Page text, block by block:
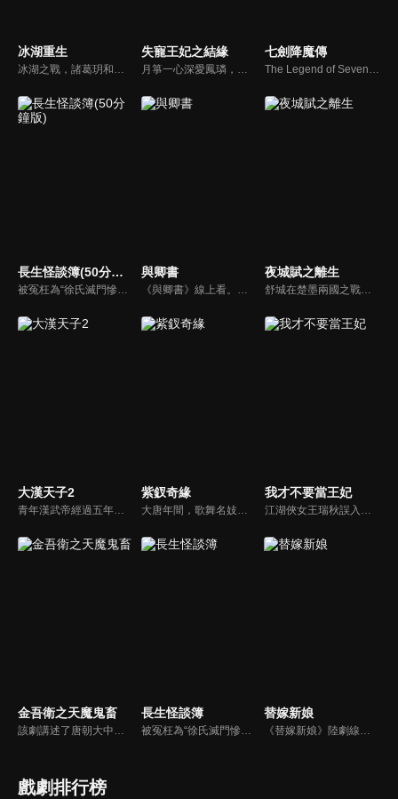
冰湖重生 失寵王妃之結緣 七劍降魔傳
長生怪談簿(50分鐘版)
被冤枉為“徐氏滅門慘案”兇手的主人公在多年後深陷倖存者的複仇圈套，成功說服其共同對抗真兇，並找出真相的故事。整個故事發生在一個荒山客棧，眾人鬥智斗勇，一步步揭開每個人的秘密，還原案件本來面目。
與卿書
《與卿書》線上看。姚州都督左經綸在上任途中誤入與世隔絕的村落—桃花塢，這裡有一個奇特的習俗，女子只有談過戀愛才算成年，左經綸突然出現在柳卿卿的「阿羅風」上任儀式，被族人認定為天意，強行留下左經綸在桃花塢……
夜城賦之離生
舒城在楚墨兩國之戰中落敗，並成為了墨國五皇女莫茴的魂器。失去自我意識的舒城跟隨姐姐莫茹回到墨國，面對失而復得的妹妹，莫茹欣喜又憂慮。為了保護親人和國家她棄醫從戎，甚至為了保護莫茴不惜被砍掉一條手臂，然而這一切都阻擋不了局勢的動盪不安...
大漢天子2
青年漢武帝經過五年執政，平息後宮勢力、抗拒外患入侵、粉碎政變陰謀，坐穩了皇帝寶座，正是開展雄才大略之時。能臣汲黯受到賞識，並引薦另一位奇才主父偃，漢武帝視其張固再世，委以重任。國力強盛使漢武帝屢屢北伐外族，只是規模巨大的戰爭使漢室逐漸捉襟見肘，諸侯勢力蠢蠢欲動。
紫釵奇緣
大唐年間，歌舞名妓霍小玉、風流俠客納蘭東、書香才子李益和巾幗紅顏盧靖瀾為首的風騷人物，彼此錯綜複雜的命運與感情糾葛。一場指腹為婚的誤會，造成浪漫卻無果的錯點鴛鴦，他們在階級差異與強權壓迫中勇於追求真愛，在宮廷權謀與世俗現實的拉扯中身不由己地被推向命運的叉路...
我才不要當王妃
江湖俠女王瑞秋誤入王府，替換新娘，攪亂了腹黑王爺的新婚和潛心設計的捉賊大計。跑路不成的王瑞秋只能頂着王妃的身份配合王爺演出，兩人鬥智鬥勇最終日久生情，攜手共破陰謀詭計。
金吾衛之天魔鬼畜
該劇講述了唐朝大中年間主角金吾衛上將軍蕭雲帆為解決發生在長安都城的一系列詭異事件，破解所謂“神魔”的迷信傳說，層層瓦解當朝權臣企圖分裂國土某朝篡位的陰謀，拯救整個國家後和女主隱世而居的故事。
長生怪談簿
被冤枉為“徐氏滅門慘案”兇手的主人公在多年後深陷倖存者的複仇圈套，成功說服其共同對抗真兇，並找出真相的故事。整個故事發生在一個荒山客棧，眾人鬥智斗勇，一步步揭開每個人的秘密，還原案件本來面目。
替嫁新娘
《替嫁新娘》陸劇線上看。燕璃國大將軍之女柳嘉，自小被父親裝成男子養在邊關。身在京城的雙胞胎姐姐柳靜姝大婚前離奇失蹤，柳嘉代替柳靜姝替嫁到了宣平侯府。沒想到新郎侯府世子蕭任衍，竟然是此前邂逅的“冤家男”。二人捅破身份後，協議各做各的事情互不干擾，沒想到卻共同捲入侯府的權力風波...
戲劇排行榜